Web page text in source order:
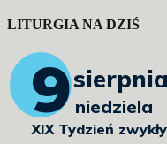
LITURGIA NA DZIŚ